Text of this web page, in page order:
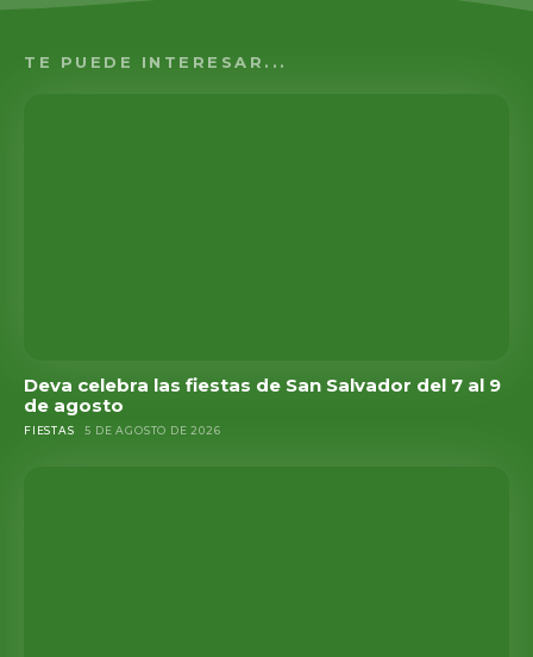
TE PUEDE INTERESAR...
Deva celebra las fiestas de San Salvador del 7 al 9
de agosto
FIESTAS 5 DE AGOSTO DE 2026